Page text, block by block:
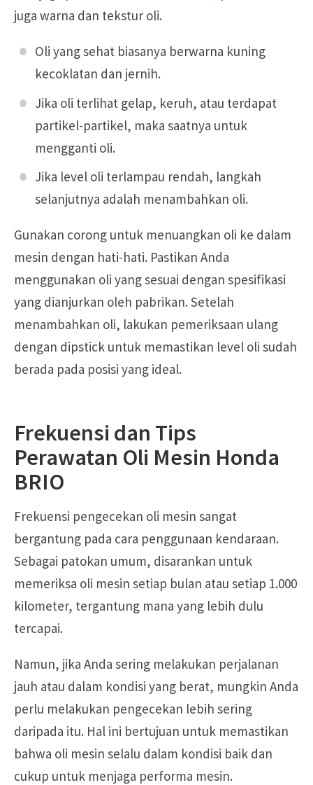
juga warna dan tekstur oli.
Oli yang sehat biasanya berwarna kuning
kecoklatan dan jernih.
Jika oli terlihat gelap, keruh, atau terdapat
partikel-partikel, maka saatnya untuk
mengganti oli.
Jika level oli terlampau rendah, langkah
selanjutnya adalah menambahkan oli.
Gunakan corong untuk menuangkan oli ke dalam
mesin dengan hati-hati. Pastikan Anda
menggunakan oli yang sesuai dengan spesifikasi
yang dianjurkan oleh pabrikan. Setelah
menambahkan oli, lakukan pemeriksaan ulang
dengan dipstick untuk memastikan level oli sudah
berada pada posisi yang ideal.
Frekuensi dan Tips
Perawatan Oli Mesin Honda
BRIO
Frekuensi pengecekan oli mesin sangat
bergantung pada cara penggunaan kendaraan.
Sebagai patokan umum, disarankan untuk
memeriksa oli mesin setiap bulan atau setiap 1.000
kilometer, tergantung mana yang lebih dulu
tercapai.
Namun, jika Anda sering melakukan perjalanan
jauh atau dalam kondisi yang berat, mungkin Anda
perlu melakukan pengecekan lebih sering
daripada itu. Hal ini bertujuan untuk memastikan
bahwa oli mesin selalu dalam kondisi baik dan
cukup untuk menjaga performa mesin.